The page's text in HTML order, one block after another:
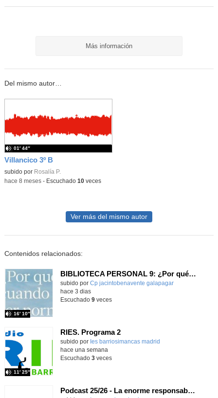
Más información
Del mismo autor…
Villancico 3º B
subido por Rosalía P.
01′ 44″
-hace 8 meses- Escuchado 10veces
Ver más del mismo autor
Contenidos relacionados:
BIBLIOTECA PERSONAL 9: ¿Por qué ser feliz cuando puedes ser normal?
Contenido educativo.
subido por Cp jacintobenavente galapagar
16′ 10″
-
hace 3 dias
Escuchado 9veces
RIES. Programa 2
Contenido educativo.
subido por Ies barriosimancas madrid
11′ 25″
hace una semana
Escuchado 3veces
Podcast 25/26 - La enorme responsabilidad de ser juez